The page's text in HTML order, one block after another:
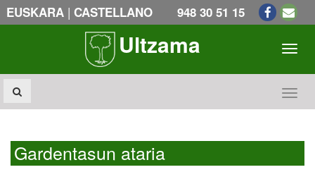
EUSKARA | CASTELLANO 948 30 51 15
Ultzama
Gardentasun ataria